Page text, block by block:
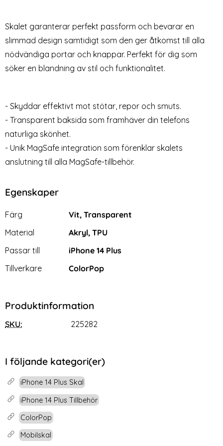
- Premium
rea pris
79 krtidigare pris
129 kr
Tillgänglighet:
Lagervara
Köp
iPhone 14 Plus / 13 Pro Max Skärmskydd Heltäckande
rea pris
49 kr tidigare pris
149 kr
Tillgänglighet:
iPhone 14 Plus
Skalet garanterar perfekt passform och bevarar en
slimmad design samtidigt som den ger åtkomst till alla
nödvändiga portar och knappar. Perfekt för dig som
söker en blandning av stil och funktionalitet.
- Skyddar effektivt mot stötar, repor och smuts.
- Transparent baksida som framhäver din telefons
naturliga skönhet.
- Unik MagSafe integration som förenklar skalets
anslutning till alla MagSafe-tillbehör.
Egenskaper
Egenskaper/attribut för denna produkt
Attribut
Färg
Vit, Transparent
Material
Akryl, TPU
Passar till
iPhone 14 Plus
Tillverkare
ColorPop
Produktinformation
SKU: 225282
I följande kategori(er)
iPhone 14 Plus Skal
iPhone 14 Plus Tillbehör
ColorPop
Mobilskal